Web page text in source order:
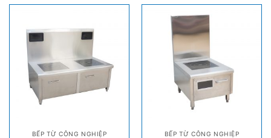
BẾP TỪ CÔNG NGHIỆP BẾP TỪ CÔNG NGHIỆP